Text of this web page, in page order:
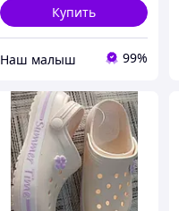
Купить
‏Наш малыш 99%